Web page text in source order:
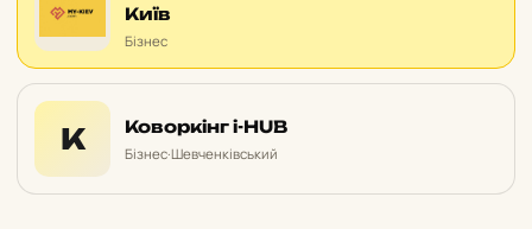
Київ
Бізнес
К Коворкінг i-HUB
Бізнес·Шевченківський